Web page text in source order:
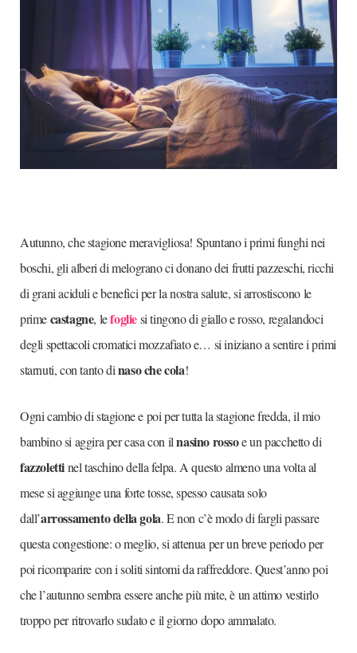
Autunno, che stagione meravigliosa! Spuntano i primi funghi nei
boschi, gli alberi di melograno ci donano dei frutti pazzeschi, ricchi
di grani aciduli e benefici per la nostra salute, si arrostiscono le
primecastagne, lefogliesi tingono di giallo e rosso, regalandoci
degli spettacoli cromatici mozzafiato e… si iniziano a sentire i primi
starnuti, con tanto dinaso che cola!
Ogni cambio di stagione e poi per tutta la stagione fredda, il mio
bambino si aggira per casa con ilnasino rossoe un pacchetto di
fazzolettinel taschino della felpa. A questo almeno una volta al
mese si aggiunge una forte tosse, spesso causata solo
dall’arrossamento della gola. E non c’è modo di fargli passare
questa congestione: o meglio, si attenua per un breve periodo per
poi ricomparire con i soliti sintomi da raffreddore. Quest’anno poi
che l’autunno sembra essere anche più mite, è un attimo vestirlo
troppo per ritrovarlo sudato e il giorno dopo ammalato.